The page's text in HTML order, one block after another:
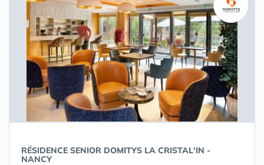
RÉSIDENCE SENIOR DOMITYS LA CRISTAL'IN -
NANCY